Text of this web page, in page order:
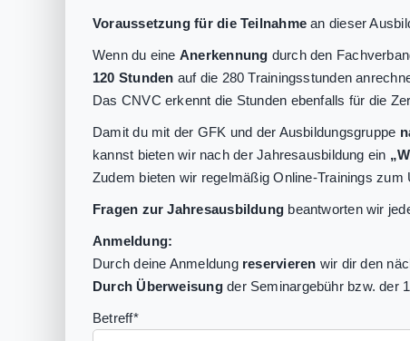
Voraussetzung für die Teilnahmean dieser
Wenn du eine Anerkennung durch den
120 Stunden auf die 280 Trainingsstunden
Das CNVC erkennt die Stunden ebenfalls für die
Damit du mit der GFK und der Ausbildungsgruppe
kannst bieten wir nach der Jahresausbildung ein
Zudem bieten wir regelmäßig Online-Trainings
Fragen zur Jahresausbildung beantworten wir
Anmeldung:
Durch deine Anmeldung reservieren wir dir den
Durch Überweisungder Seminargebühr bzw. der
Betreff*